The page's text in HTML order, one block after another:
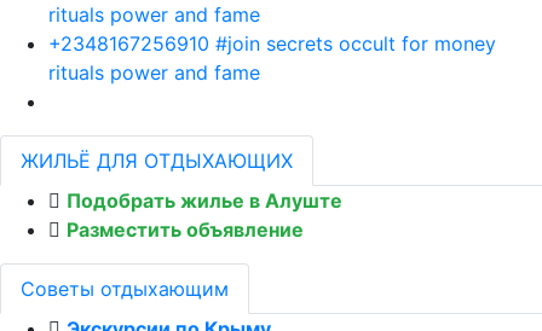
rituals power and fame
+2348167256910 #join secrets occult for money
rituals power and fame
ЖИЛЬЁ ДЛЯ ОТДЫХАЮЩИХ
Подобрать жилье в Алуште
Разместить объявление
Советы отдыхающим